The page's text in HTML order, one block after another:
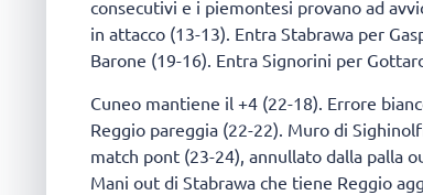
consecutivi e i piemontesi provano ad
in attacco (13-13). Entra Stabrawa per
Barone (19-16). Entra Signorini per
Cuneo mantiene il +4 (22-18). Errore
Reggio pareggia (22-22). Muro di
match pont (23-24), annullato dalla palla
Mani out di Stabrawa che tiene Reggio